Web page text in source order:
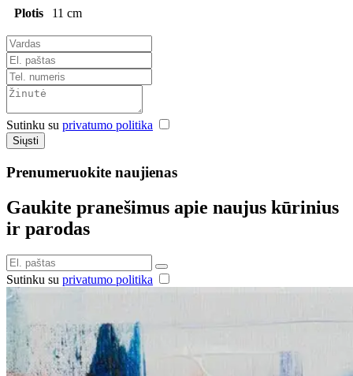
Plotis 11 cm
Sutinku su privatumo politika
Siųsti
Prenumeruokite naujienas
Gaukite pranešimus apie naujus kūrinius
ir parodas
Sutinku su privatumo politika